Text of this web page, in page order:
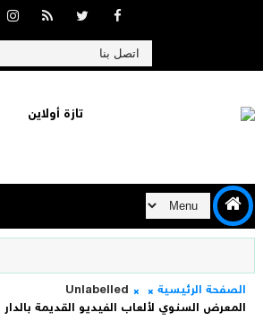
الصفحة الرئيسية
Unlabelled
المعرض السنوي لألعاب الفيديو القديمة بالدار